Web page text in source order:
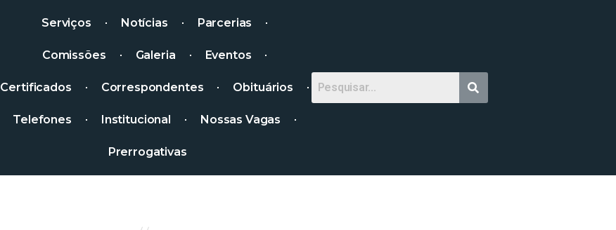
Serviços Notícias Parcerias
Comissões Galeria Eventos
Certificados Correspondentes Obituários
Telefones Institucional Nossas Vagas
Prerrogativas